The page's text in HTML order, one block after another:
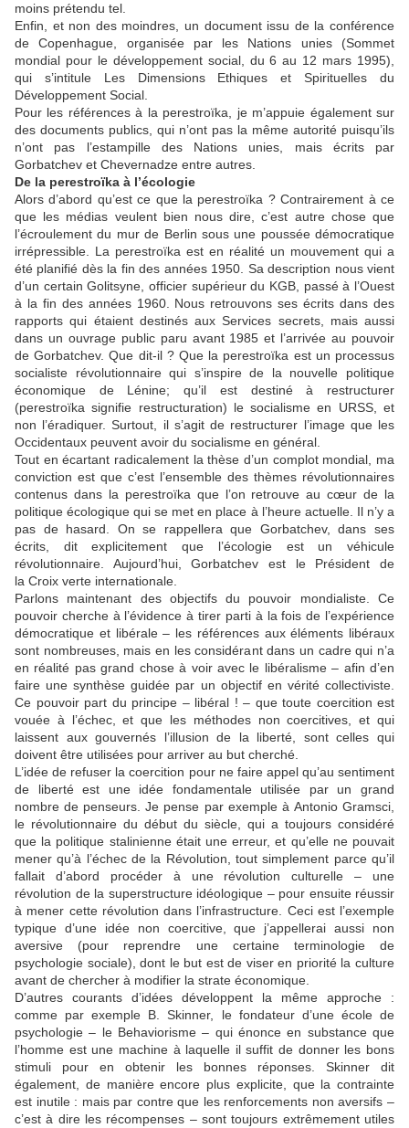
moins prétendu tel.
Enfin, et non des moindres, un document issu de la conférence
de Copenhague, organisée par les Nations unies (Sommet
mondial pour le développement social, du 6 au 12 mars 1995),
qui s’intitule Les Dimensions Ethiques et Spirituelles du
Développement Social.
Pour les références à la perestroïka, je m’appuie également sur
des documents publics, qui n’ont pas la même autorité puisqu’ils
n’ont pas l’estampille des Nations unies, mais écrits par
Gorbatchev et Chevernadze entre autres.
De la perestroïka à l’écologie
Alors d’abord qu’est ce que la perestroïka ? Contrairement à ce
que les médias veulent bien nous dire, c’est autre chose que
l’écroulement du mur de Berlin sous une poussée démocratique
irrépressible. La perestroïka est en réalité un mouvement qui a
été planifié dès la fin des années 1950. Sa description nous vient
d’un certain Golitsyne, officier supérieur du KGB, passé à l’Ouest
à la fin des années 1960. Nous retrouvons ses écrits dans des
rapports qui étaient destinés aux Services secrets, mais aussi
dans un ouvrage public paru avant 1985 et l’arrivée au pouvoir
de Gorbatchev. Que dit-il ? Que la perestroïka est un processus
socialiste révolutionnaire qui s’inspire de la nouvelle politique
économique de Lénine; qu’il est destiné à restructurer
(perestroïka signifie restructuration) le socialisme en URSS, et
non l’éradiquer. Surtout, il s’agit de restructurer l’image que les
Occidentaux peuvent avoir du socialisme en général.
Tout en écartant radicalement la thèse d’un complot mondial, ma
conviction est que c’est l’ensemble des thèmes révolutionnaires
contenus dans la perestroïka que l’on retrouve au cœur de la
politique écologique qui se met en place à l’heure actuelle. Il n’y a
pas de hasard. On se rappellera que Gorbatchev, dans ses
écrits, dit explicitement que l’écologie est un véhicule
révolutionnaire. Aujourd’hui, Gorbatchev est le Président de
la Croix verte internationale.
Parlons maintenant des objectifs du pouvoir mondialiste. Ce
pouvoir cherche à l’évidence à tirer parti à la fois de l’expérience
démocratique et libérale – les références aux éléments libéraux
sont nombreuses, mais en les considérant dans un cadre qui n’a
en réalité pas grand chose à voir avec le libéralisme – afin d’en
faire une synthèse guidée par un objectif en vérité collectiviste.
Ce pouvoir part du principe – libéral ! – que toute coercition est
vouée à l’échec, et que les méthodes non coercitives, et qui
laissent aux gouvernés l’illusion de la liberté, sont celles qui
doivent être utilisées pour arriver au but cherché.
L’idée de refuser la coercition pour ne faire appel qu’au sentiment
de liberté est une idée fondamentale utilisée par un grand
nombre de penseurs. Je pense par exemple à Antonio Gramsci,
le révolutionnaire du début du siècle, qui a toujours considéré
que la politique stalinienne était une erreur, et qu’elle ne pouvait
mener qu’à l’échec de la Révolution, tout simplement parce qu’il
fallait d’abord procéder à une révolution culturelle – une
révolution de la superstructure idéologique – pour ensuite réussir
à mener cette révolution dans l’infrastructure. Ceci est l’exemple
typique d’une idée non coercitive, que j’appellerai aussi non
aversive (pour reprendre une certaine terminologie de
psychologie sociale), dont le but est de viser en priorité la culture
avant de chercher à modifier la strate économique.
D’autres courants d’idées développent la même approche :
comme par exemple B. Skinner, le fondateur d’une école de
psychologie – le Behaviorisme – qui énonce en substance que
l’homme est une machine à laquelle il suffit de donner les bons
stimuli pour en obtenir les bonnes réponses. Skinner dit
également, de manière encore plus explicite, que la contrainte
est inutile : mais par contre que les renforcements non aversifs –
c’est à dire les récompenses – sont toujours extrêmement utiles